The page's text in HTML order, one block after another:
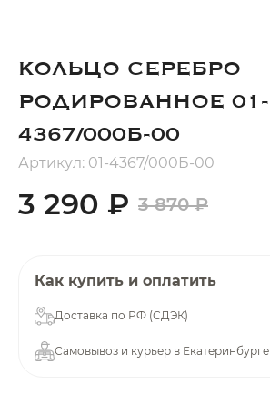
КОЛЬЦО СЕРЕБРО
РОДИРОВАННОЕ 01-
4367/000Б-00
Артикул: 01-4367/000Б-00
3 290 ₽ 3 870 ₽
Как купить и оплатить
Доставка по РФ (СДЭК)
Самовывоз и курьер в Екатеринбурге
Подробнее
об оплате Плайтом
недели